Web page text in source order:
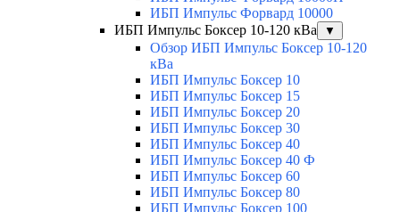
ИБП Импульс Форвард 10000
ИБП Импульс Боксер 10-120 кВа
▼
Обзор ИБП Импульс Боксер 10-120
кВа
ИБП Импульс Боксер 10
ИБП Импульс Боксер 15
ИБП Импульс Боксер 20
ИБП Импульс Боксер 30
ИБП Импульс Боксер 40
ИБП Импульс Боксер 40 Ф
ИБП Импульс Боксер 60
ИБП Импульс Боксер 80
ИБП Импульс Боксер 100